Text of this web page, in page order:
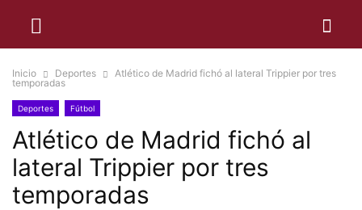
Inicio Deportes
Atlético de Madrid fichó al lateral Trippier por tres
temporadas
Deportes Fútbol
Atlético de Madrid fichó al
lateral Trippier por tres
temporadas